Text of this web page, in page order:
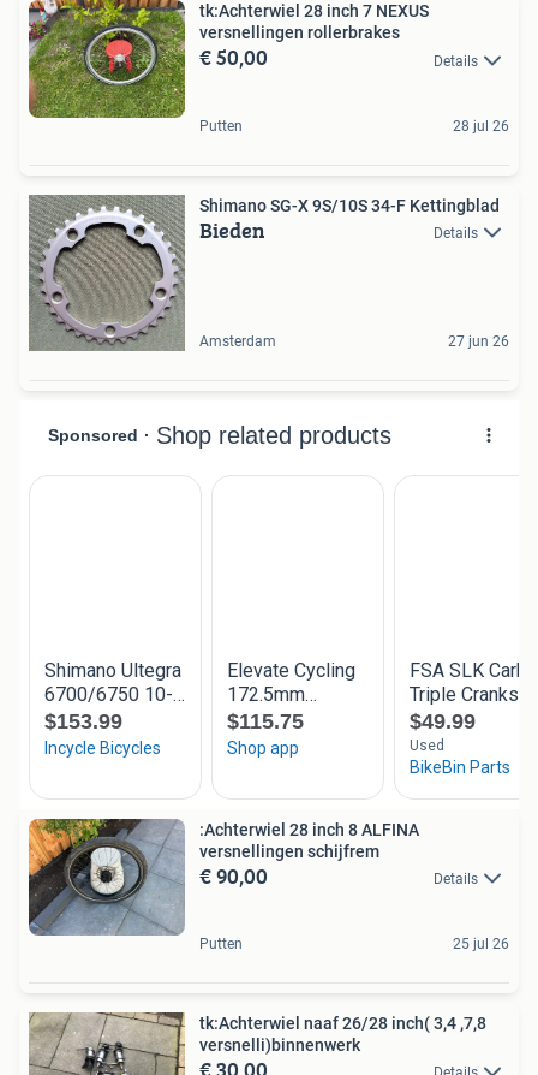
tk:Achterwiel 28 inch 7 NEXUS
versnellingen rollerbrakes
€ 50,00 Details
Putten 28 jul 26
Shimano SG-X 9S/10S 34-F Kettingblad
Bieden Details
Amsterdam 27 jun 26
:Achterwiel 28 inch 8 ALFINA
versnellingen schijfrem
€ 90,00 Details
Putten 25 jul 26
tk:Achterwiel naaf 26/28 inch( 3,4 ,7,8
versnelli)binnenwerk